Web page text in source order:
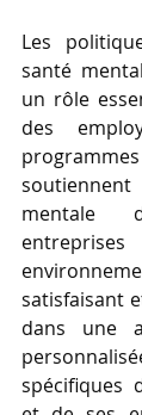
Les
santé
un rôle
des
mentale
satisfaisant
dans une
spécifiques